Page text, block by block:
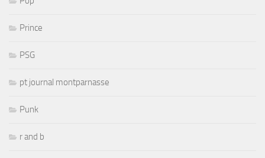
Prince
PSG
pt journal montparnasse
Punk
r and b